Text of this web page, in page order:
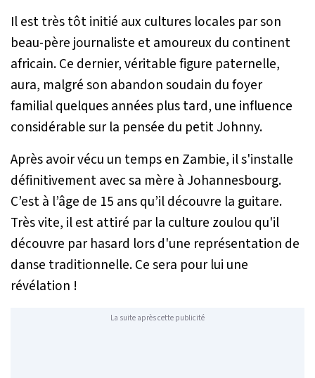
Il est très tôt initié aux cultures locales par son
beau-père journaliste et amoureux du continent
africain. Ce dernier, véritable figure paternelle,
aura, malgré son abandon soudain du foyer
familial quelques années plus tard, une influence
considérable sur la pensée du petit Johnny.
Après avoir vécu un temps en Zambie, il s'installe
définitivement avec sa mère à Johannesbourg.
C’est à l’âge de 15 ans qu’il découvre la guitare.
Très vite, il est attiré par la culture zoulou qu'il
découvre par hasard lors d'une représentation de
danse traditionnelle. Ce sera pour lui une
révélation !
La suite après cette publicité